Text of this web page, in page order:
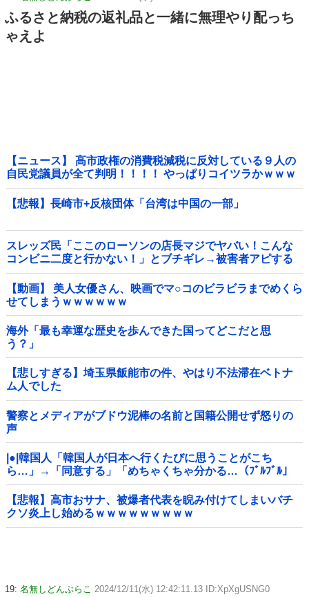
ふるさと納税の返礼品と一緒に無理やり配っち
ゃえよ
【ニュース】 高市政権の消費税減税に反対している９人の
自民党議員が全て判明！！！！ やっぱりコイツラかｗｗｗ
ｗｗ
【悲報】長崎市+反核団体「台湾は中国の一部」
スレッズ民「ここのローソンの店長マジでヤバい！こんな
コンビニ二度と行かない！」とブチギレ→被害者アピする
も「ヤバイのはお前だよ」とツッコミ殺到ｗｗｗｗｗｗｗ
他
【動画】 美人女優さん、映画でマ○コのビラビラまでめくら
せてしまうｗｗｗｗｗｗ
海外「最も幸運な歴史を歩んできた国ってどこだと思
う？」
【悲しすぎる】埼玉県飯能市の件、やはり不法滞在ベトナ
ム人でした
警察とメディアがブドウ泥棒の名前と国籍公開せず怒りの
声
|●|韓国人「韓国人が日本へ行くたびに思うことがこち
ら…」→「同意する」「めちゃくちゃ分かる…（ﾌﾞﾙﾌﾞﾙ」
＝韓国の反応
【悲報】高市おサナ、被爆者代表を睨み付けてしまいバチ
クソ炎上し始めるｗｗｗｗｗｗｗｗｗ
19: 名無しどんぶらこ 2024/12/11(水) 12:42:11.13 ID:XpXgUSNG0